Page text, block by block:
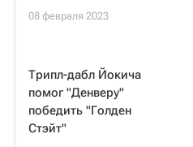
08 февраля 2023
Трипл-дабл Йокича
помог "Денверу"
победить "Голден
Стэйт"